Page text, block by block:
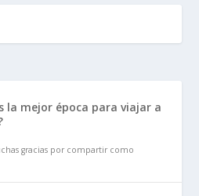
la mejor época para viajar a
gracias por compartir como